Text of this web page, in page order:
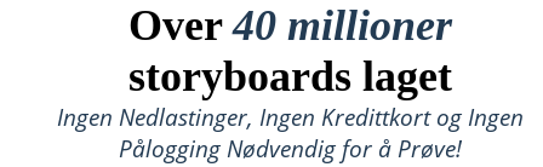
Over40 millioner
storyboards laget
Ingen Nedlastinger, Ingen Kredittkort og Ingen
Pålogging Nødvendig for å Prøve!